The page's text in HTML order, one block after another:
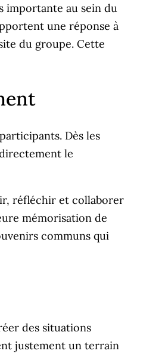
importante au sein du
une réponse à
du groupe. Cette
Dès les
le
réfléchir et collaborer
mémorisation de
communs qui
des situations
justement un terrain